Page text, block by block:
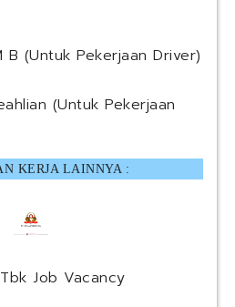
B (Untuk Pekerjaan Driver)
(Untuk Pekerjaan
KERJA LAINNYA :
Job Vacancy